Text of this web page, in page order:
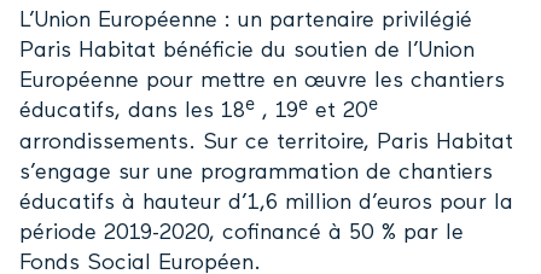
L’Union Européenne : un partenaire privilégié
Paris Habitat bénéficie du soutien de l’Union
Européenne pour mettre en œuvre les chantiers
éducatifs, dans les 18e , 19e et 20e
arrondissements. Sur ce territoire, Paris Habitat
s’engage sur une programmation de chantiers
éducatifs à hauteur d’1,6 million d’euros pour la
période 2019-2020, cofinancé à 50 % par le
Fonds Social Européen.